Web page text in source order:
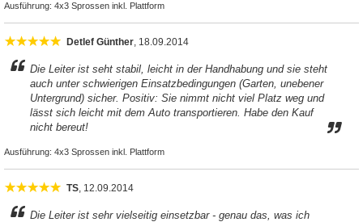
Ausführung: 4x3 Sprossen inkl. Plattform
Detlef Günther, 18.09.2014
Die Leiter ist seht stabil, leicht in der Handhabung und sie steht
auch unter schwierigen Einsatzbedingungen (Garten, unebener
Untergrund) sicher. Positiv: Sie nimmt nicht viel Platz weg und
lässt sich leicht mit dem Auto transportieren. Habe den Kauf
nicht bereut!
Ausführung: 4x3 Sprossen inkl. Plattform
TS, 12.09.2014
Die Leiter ist sehr vielseitig einsetzbar - genau das, was ich